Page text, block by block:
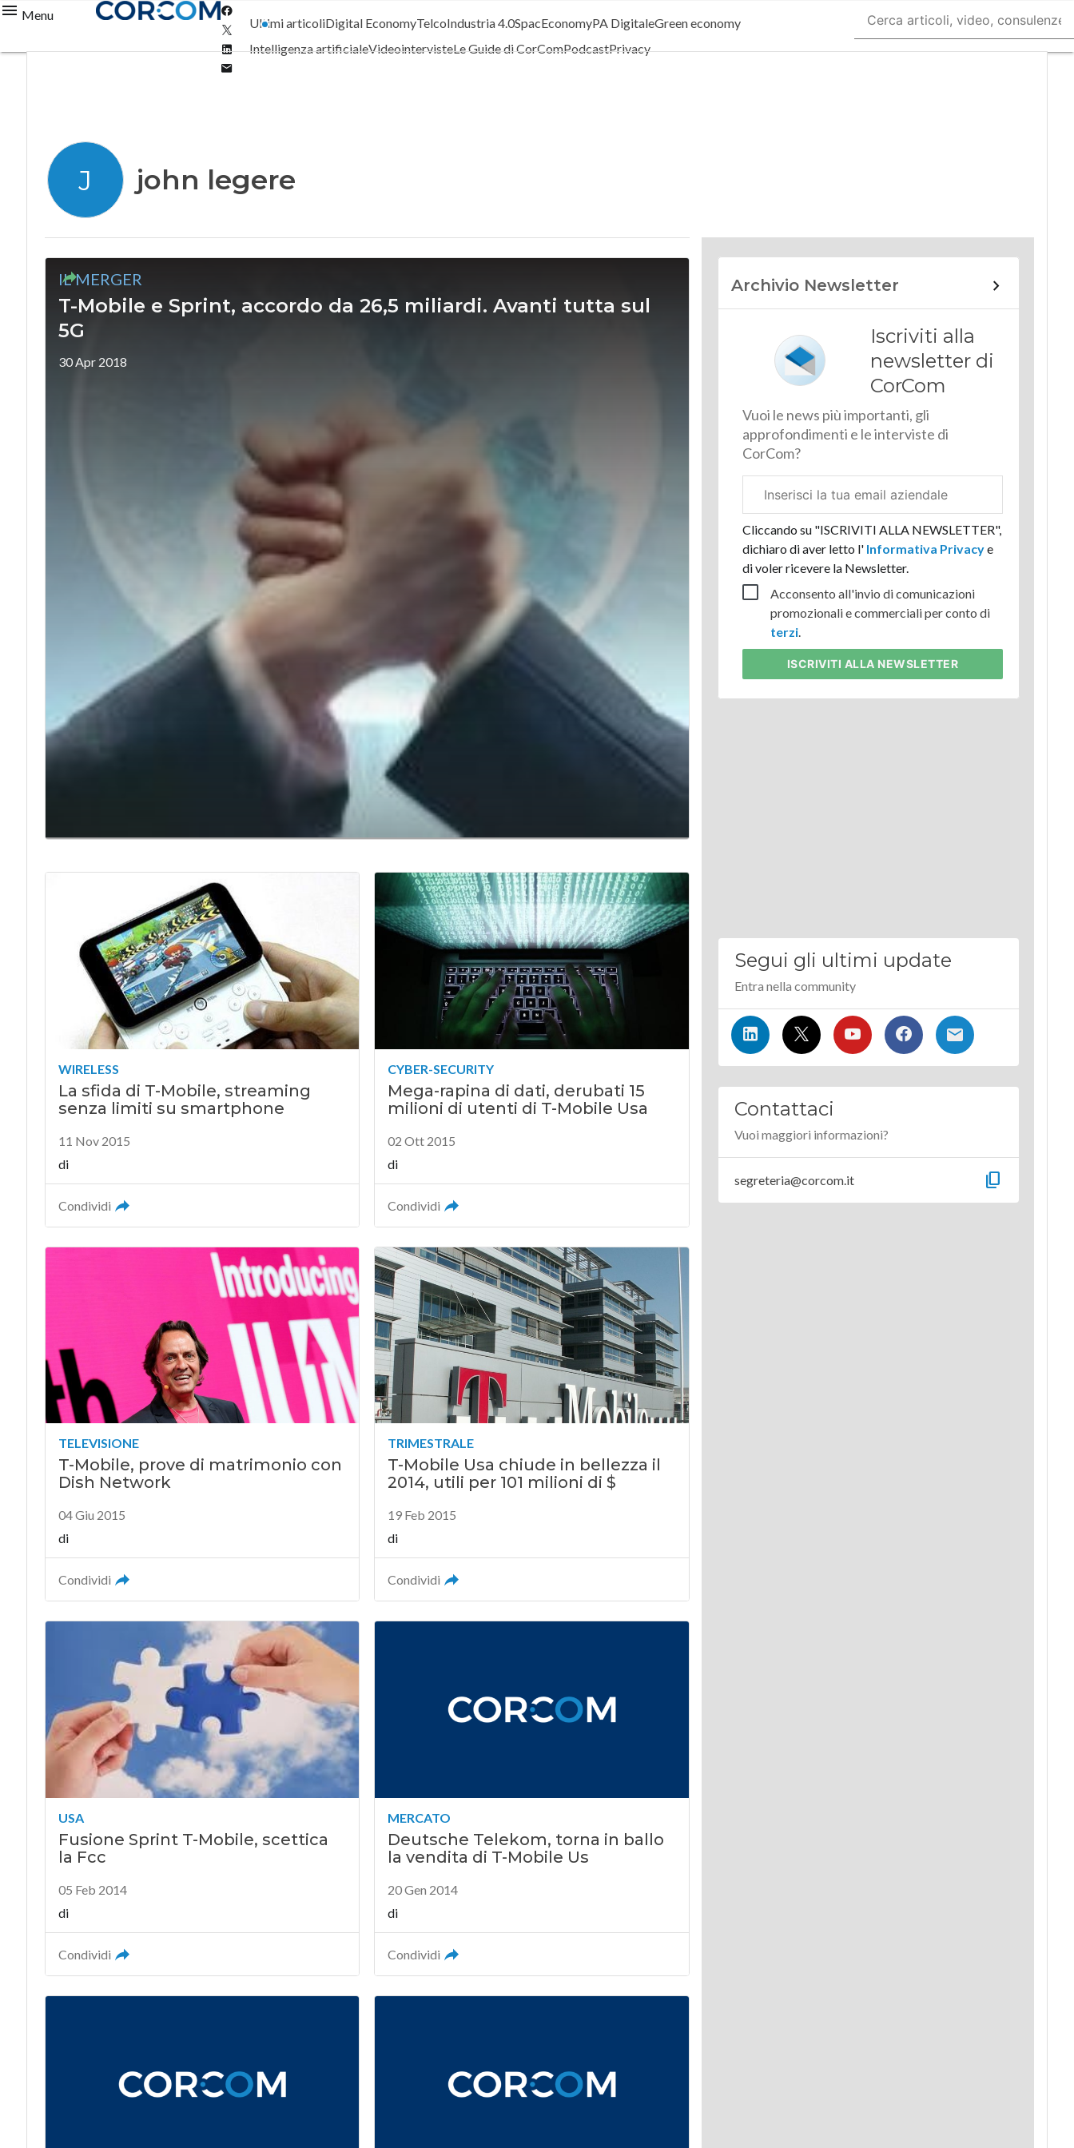
Menu
Twitter
Linkedin
Ultimi articoliDigital EconomyTelcoIndustria 4.0SpacEconomyPA DigitaleGreen economy
Intelligenza artificialeVideointervisteLe Guide di CorComPodcastPrivacy
J john legere
IL MERGER
T-Mobile e Sprint, accordo da 26,5 miliardi. Avanti tutta sul
5G
30 Apr 2018
WIRELESS
La sfida di T-Mobile, streaming
senza limiti su smartphone
11 Nov 2015
di
Condividi
CYBER-SECURITY
Mega-rapina di dati, derubati 15
milioni di utenti di T-Mobile Usa
02 Ott 2015
di
Condividi
TELEVISIONE
T-Mobile, prove di matrimonio con
Dish Network
04 Giu 2015
di
Condividi
TRIMESTRALE
T-Mobile Usa chiude in bellezza il
2014, utili per 101 milioni di $
19 Feb 2015
di
Condividi
USA
Fusione Sprint T-Mobile, scettica
la Fcc
05 Feb 2014
di
Condividi
MERCATO
Deutsche Telekom, torna in ballo
la vendita di T-Mobile Us
20 Gen 2014
di
Condividi
Archivio Newsletter
Iscriviti alla
newsletter di
CorCom
Vuoi le news più importanti, gli
approfondimenti e le interviste di
CorCom?
aziendale
Cliccando su "ISCRIVITI ALLA NEWSLETTER",
dichiaro di aver letto l'Informativa Privacye
di voler ricevere la Newsletter.
Acconsento all'invio di comunicazioni
promozionali e commerciali per conto di
terzi.
ISCRIVITI ALLA NEWSLETTER
Segui gli ultimi update
Entra nella community
Contattaci
Vuoi maggiori informazioni?
segreteria@corcom.it content_copy